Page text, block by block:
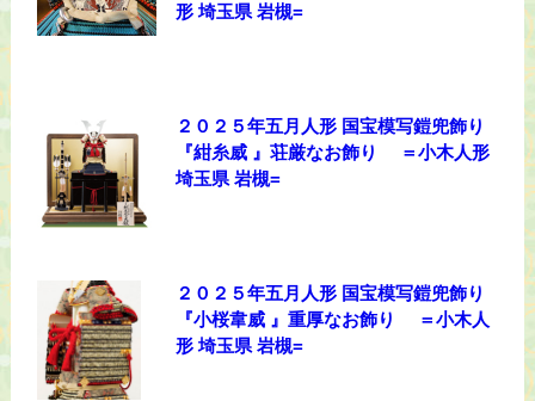
形 埼玉県 岩槻=
２０２５年五月人形 国宝模写鎧兜飾り
『紺糸威 』荘厳なお飾り ＝小木人形
埼玉県 岩槻=
２０２５年五月人形 国宝模写鎧兜飾り
『小桜韋威 』重厚なお飾り ＝小木人
形 埼玉県 岩槻=